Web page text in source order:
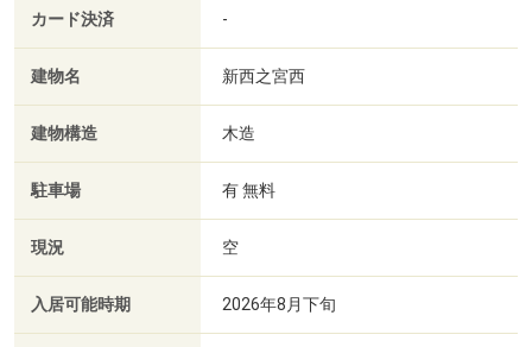
カード決済 -
建物名 新西之宮西
建物構造 木造
駐車場 有 無料
現況 空
入居可能時期 2026年8月下旬